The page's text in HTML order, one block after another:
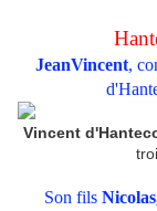
JeanVincent,
Vincent
Son fils